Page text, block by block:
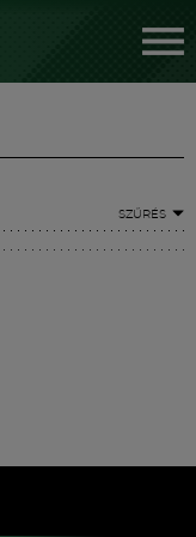
SZŰRÉS